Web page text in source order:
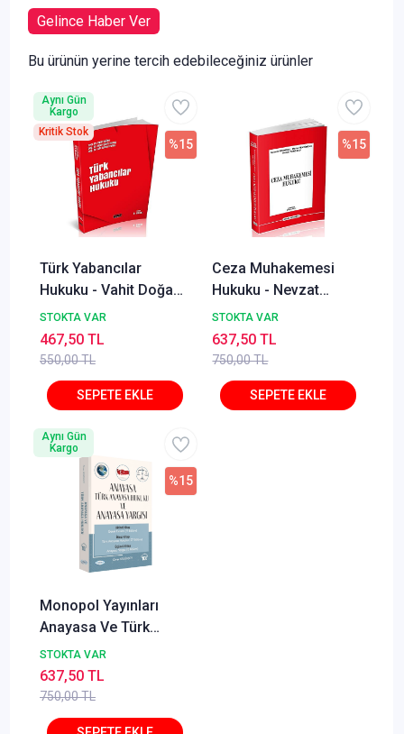
Gelince Haber Ver
Bu ürünün yerine tercih edebileceğiniz ürünler
Türk Yabancılar
Hukuku - Vahit Doğan,
Alper Çağrı Yılmaz,
Lale Ayhan İzmirli
STOKTA VAR
550,00 TL
%15
467,50 TL
Aynı Gün
Kargo
Kritik Stok
Ceza Muhakemesi
Hukuku - Nevzat
Toroslu, Haluk Toroslu
Metin Feyzioğlu Eylül
2025
STOKTA VAR
750,00 TL
%15
637,50 TL
Monopol Yayınları
Anayasa Ve Türk
Anayasa Hukuku 10.
Baskı Ömer Keskinsoy
STOKTA VAR
750,00 TL
%15
637,50 TL
Aynı Gün
Kargo